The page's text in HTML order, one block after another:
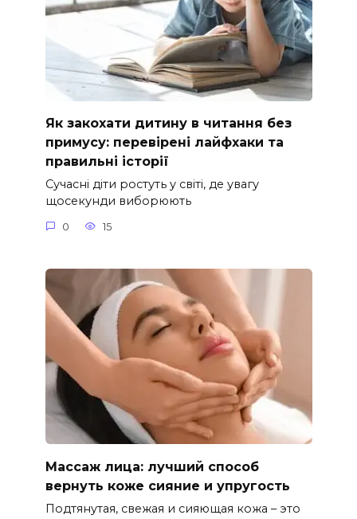
Як закохати дитину в читання без
примусу: перевірені лайфхаки та
правильні історії
Сучасні діти ростуть у світі, де увагу
щосекунди виборюють
0 15
Массаж лица: лучший способ
вернуть коже сияние и упругость
Подтянутая, свежая и сияющая кожа – это